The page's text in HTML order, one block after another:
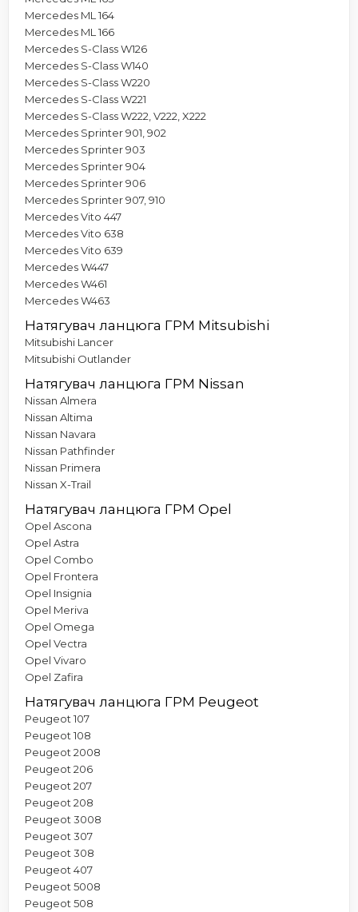
Mercedes ML 164
Mercedes ML 166
Mercedes S-Class W126
Mercedes S-Class W140
Mercedes S-Class W220
Mercedes S-Class W221
Mercedes S-Class W222, V222, X222
Mercedes Sprinter 901, 902
Mercedes Sprinter 903
Mercedes Sprinter 904
Mercedes Sprinter 906
Mercedes Sprinter 907, 910
Mercedes Vito 447
Mercedes Vito 638
Mercedes Vito 639
Mercedes W447
Mercedes W461
Mercedes W463
Натягувач ланцюга ГРМ Mitsubishi
Mitsubishi Lancer
Mitsubishi Outlander
Натягувач ланцюга ГРМ Nissan
Nissan Almera
Nissan Altima
Nissan Navara
Nissan Pathfinder
Nissan Primera
Nissan X-Trail
Натягувач ланцюга ГРМ Opel
Opel Ascona
Opel Astra
Opel Combo
Opel Frontera
Opel Insignia
Opel Meriva
Opel Omega
Opel Vectra
Opel Vivaro
Opel Zafira
Натягувач ланцюга ГРМ Peugeot
Peugeot 107
Peugeot 108
Peugeot 2008
Peugeot 206
Peugeot 207
Peugeot 208
Peugeot 3008
Peugeot 307
Peugeot 308
Peugeot 407
Peugeot 5008
Peugeot 508